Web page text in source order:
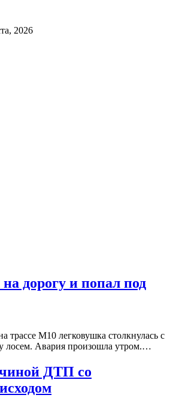
2026
дорогу и попал под
трассе М10 легковушка столкнулась с
лосем. Авария произошла утром.…
ДТП со